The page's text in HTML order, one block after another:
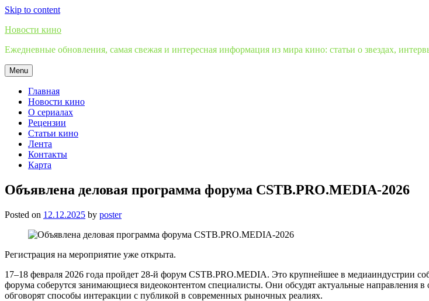
Skip to content
Новости кино
Ежедневные обновления, самая свежая и интересная информация из мира кино: статьи о звездах,
Menu
Главная
Новости кино
О сериалах
Рецензии
Статьи кино
Лента
Контакты
Карта
Объявлена деловая программа форума CSTB.PRO.MEDIA-2026
Posted on 12.12.2025 by poster
Регистрация на мероприятие уже открыта.
17–18 февраля 2026 года пройдет 28-й форум CSTB.PRO.MEDIA. Это крупнейшее в медиаиндустрии
форума соберутся занимающиеся видеоконтентом специалисты. Они обсудят актуальные направления
обговорят способы интеракции с публикой в современных рыночных реалиях.